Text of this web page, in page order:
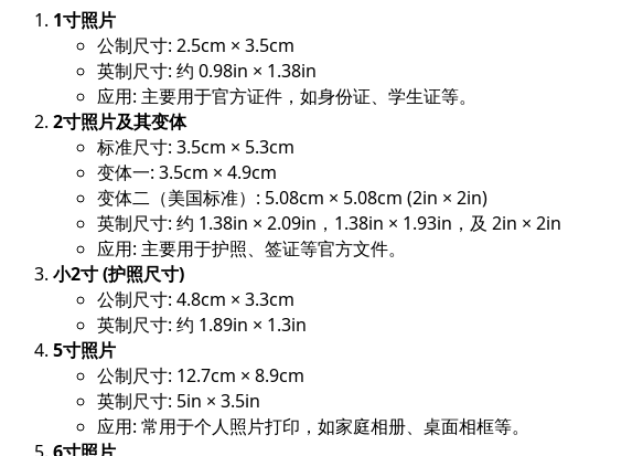
1寸照片
公制尺寸: 2.5cm × 3.5cm
英制尺寸: 约 0.98in × 1.38in
应用: 主要用于官方证件，如身份证、学生证等。
2寸照片及其变体
标准尺寸: 3.5cm × 5.3cm
变体一: 3.5cm × 4.9cm
变体二（美国标准）: 5.08cm × 5.08cm (2in × 2in)
英制尺寸: 约 1.38in × 2.09in，1.38in × 1.93in，及 2in × 2in
应用: 主要用于护照、签证等官方文件。
小2寸 (护照尺寸)
公制尺寸: 4.8cm × 3.3cm
英制尺寸: 约 1.89in × 1.3in
5寸照片
公制尺寸: 12.7cm × 8.9cm
英制尺寸: 5in × 3.5in
应用: 常用于个人照片打印，如家庭相册、桌面相框等。